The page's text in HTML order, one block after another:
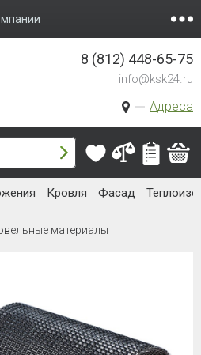
Адреса
8 (812) 448-65-75
info@ksk24.ru
Кровля Фасад
материалы